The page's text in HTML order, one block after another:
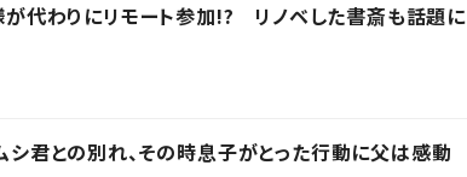
が代わりにリモート参加!? リノベした書斎も話題に
シ君との別れ、その時息子がとった行動に父は感動